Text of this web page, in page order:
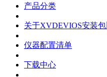
产品分类
关于XVDEVIOS安装包
仪器配置清单
下载中心